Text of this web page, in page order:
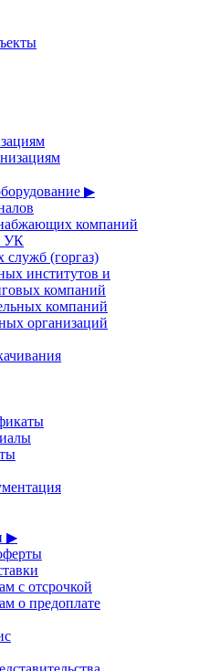
▶
компаний
УК
служб (горгаз)
институтов и
компаний
компаний
организаций
▶
с отсрочкой
о предоплате